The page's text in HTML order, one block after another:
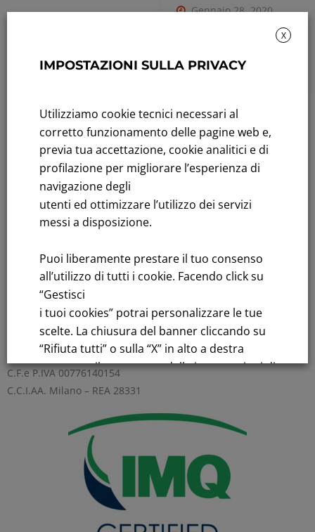
Gennaio 28, 2020
1 … 7 8
Rendicontazione di sostenibilità
Andamento titolo: Il titolo in Borsa
FNM S.p.A.
Sede in Milano, Piazzale Cadorna, 14
fnm@legalmail.it
Capitale sociale € 230.000.000,00 interamente versato
Iscrizione Registro Imprese
C.F.e P.IVA 00776140154
C.C.I.AA. Milano – REA 28331
X
IMPOSTAZIONI SULLA PRIVACY
Utilizziamo cookie tecnici necessari al
corretto funzionamento delle pagine web e,
previa tua accettazione, cookie analitici e di
profilazione per migliorare l’esperienza di
navigazione degli
utenti ed ottimizzare l’utilizzo dei servizi
messi a disposizione.
Puoi liberamente prestare il tuo consenso
all’utilizzo di tutti i cookie. Facendo click su
“Gestisci
i tuoi cookies” potrai personalizzare le tue
scelte. La chiusura del banner cliccando su
“Rifiuta tutti” o sulla “X” in alto a destra
comporta il permanere delle impostazioni di
default e la continuazione della navigazione
tracciamento diversi da quelli tecnici.
Per maggiori informazioni consulta la
Informativa sui dati personali e cookie